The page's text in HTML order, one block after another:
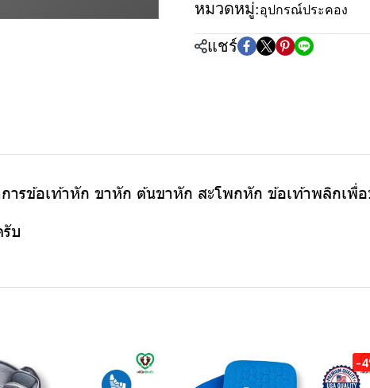
หมวดหมู่:อุปกรณ์ประคอง
แชร์
ารข้อเท้าหัก ขาหัก ต้นขาหัก สะโพกหัก ข้อเท้าพลิกเพื่อ
บ
-